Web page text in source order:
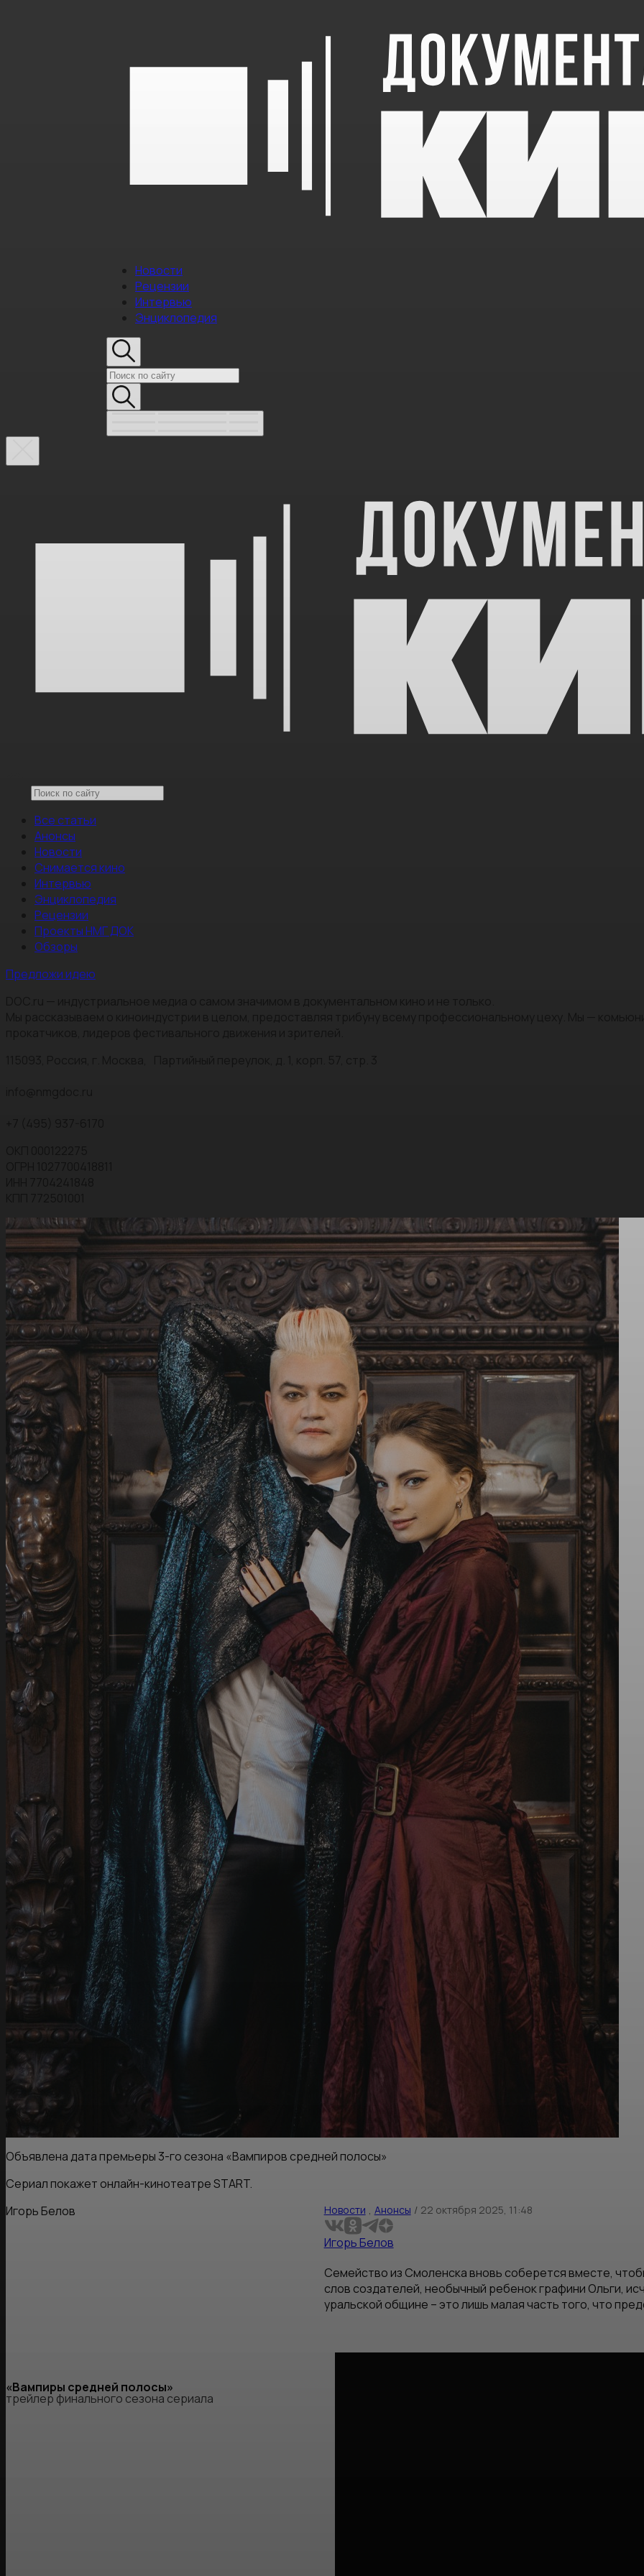
Новости
Рецензии
Интервью
Энциклопедия
Все статьи
Анонсы
Новости
Снимается кино
Интервью
Энциклопедия
Рецензии
Проекты НМГ ДОК
Обзоры
Предложи идею
Объявлена дата премьеры 3-го сезона «Вампиров средней полосы»
Сериал покажет онлайн-кинотеатре START.
Игорь Белов
Новости , Анонсы / 22 октября 2025, 11:48
Игорь Белов
Семейство из Смоленска вновь соберется вместе,
слов создателей, необычный ребенок графини Ольги,
уральской общине – это лишь малая часть того, что
«Вампиры средней полосы»
трейлер финального сезона сериала